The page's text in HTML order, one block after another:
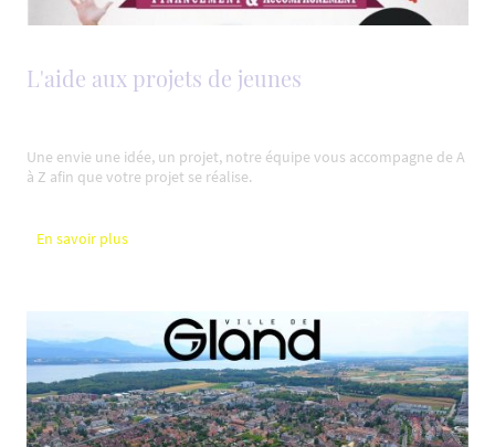
L'aide aux projets de jeunes
Une envie une idée, un projet, notre équipe vous accompagne de A
à Z afin que votre projet se réalise.
En savoir plus